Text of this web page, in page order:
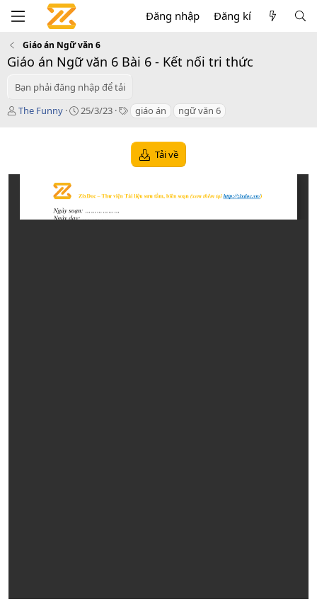
Đăng nhập Đăng kí
Giáo án Ngữ văn 6
Giáo án Ngữ văn 6 Bài 6 - Kết nối tri thức
Bạn phải đăng nhập để tải
T
ả
The Funny
C
n
d
25/3/23
T
s
giáo án ngữ văn 6
Tải về